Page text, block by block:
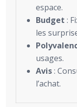
espace.
Budget :
les
usages.
Avis:
l’achat.